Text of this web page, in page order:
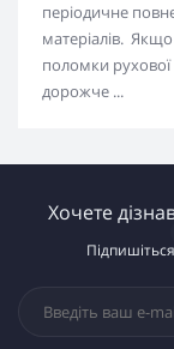
періодичне
матеріалів.
поломки рухової
дорожче ...
Хочете